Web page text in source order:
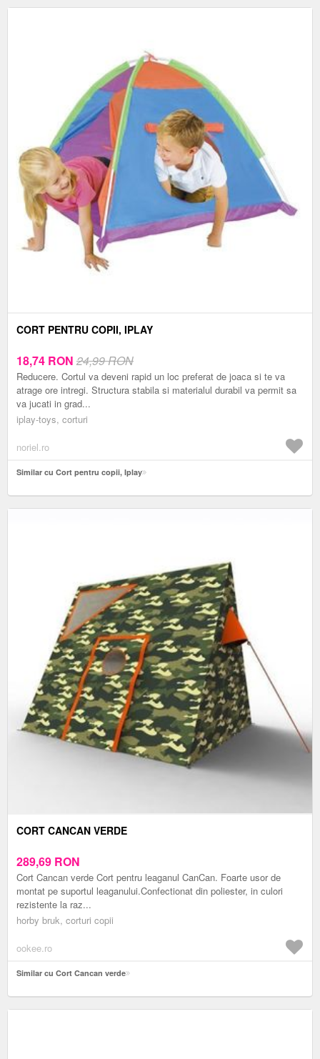
CORT PENTRU COPII, IPLAY
18,74 RON 24,99 RON
Reducere. Cortul va deveni rapid un loc preferat de joaca si te va
atrage ore intregi. Structura stabila si materialul durabil va permit sa
va jucati in grad...
iplay-toys, corturi
noriel.ro
Similar cu Cort pentru copii, Iplay
CORT CANCAN VERDE
289,69 RON
Cort Cancan verde Cort pentru leaganul CanCan. Foarte usor de
montat pe suportul leaganului.Confectionat din poliester, in culori
rezistente la raz...
horby bruk, corturi copii
ookee.ro
Similar cu Cort Cancan verde